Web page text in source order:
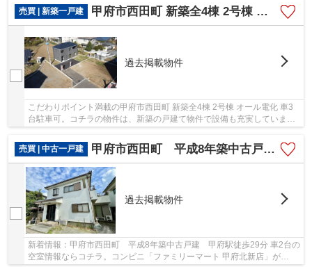
売買 | 新築一戸建
甲府市西田町 新築全4棟 2号棟 オール電化 車3台駐車可
過去掲載物件
こだわりポイント満載の甲府市西田町 新築全4棟 2号棟 オール電化 車3
台駐車可。コチラの物件は、新築の戸建て物件で設備も充実していま
売買 | 中古一戸建
甲府市西田町 平成8年築中古戸建 甲府駅徒歩29分 車2台
過去掲載物件
新着情報：甲府市西田町 平成8年築中古戸建 甲府駅徒歩29分 車2台の
空室情報ならコチラ。コンビニ「ファミリーマート 甲府北新店」が